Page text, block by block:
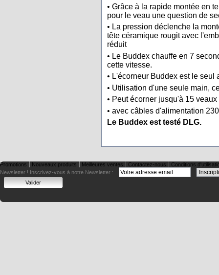
• Grâce à la rapide montée en
pour le veau une question de
• La pression déclenche la
tête céramique rougit avec
réduit
• Le Buddex chauffe en 7
cette vitesse.
• L'écorneur Buddex est le
• Utilisation d'une seule main,
• Peut écorner jusqu'à 15 veaux
• avec câbles d'alimentation
Le Buddex est testé DLG.
Promotions Nouveaux produits Meilleures ventes Contactez-nous
Conditions
Newsletter ! Inscrivez-vous à notre Newsletter :